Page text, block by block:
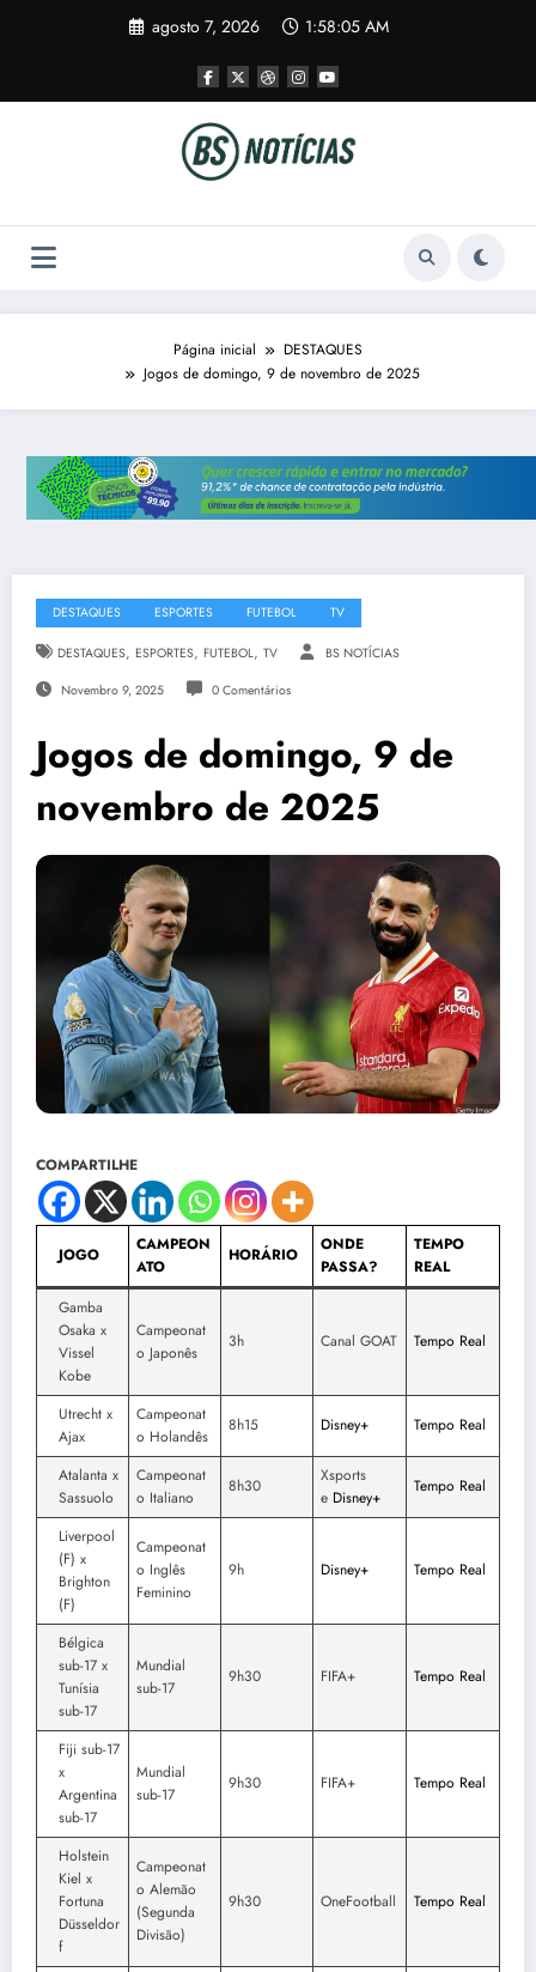
agosto 7, 2026 1:58:06 AM
Página inicial
DESTAQUES
Jogos de domingo, 9 de novembro de 2025
DESTAQUES ESPORTES FUTEBOL TV
DESTAQUES, ESPORTES, FUTEBOL, TV BS NOTÍCIAS
Novembro 9, 2025 0 Comentários
Jogos de domingo, 9 de
novembro de 2025
COMPARTILHE
JOGO
CAMPEON
ATO
HORÁRIO
ONDE
PASSA?
TEMPO
REAL
Gamba
Osaka x
Vissel
Kobe
Campeonat
o Japonês
3h Canal GOAT Tempo Real
Utrecht x
Ajax
Campeonat
o Holandês
8h15 Disney+ Tempo Real
Atalanta x
Sassuolo
Campeonat
o Italiano
8h30
Xsports
e Disney+
Tempo Real
Liverpool
(F) x
Brighton
(F)
Campeonat
o Inglês
Feminino
9h Disney+ Tempo Real
Bélgica
sub-17 x
Tunísia
sub-17
Mundial
sub-17
9h30 FIFA+ Tempo Real
Fiji sub-17
x
Argentina
sub-17
Mundial
sub-17
9h30 FIFA+ Tempo Real
Holstein
Kiel x
Fortuna
Düsseldor
f
Campeonat
o Alemão
(Segunda
Divisão)
9h30 OneFootball Tempo Real